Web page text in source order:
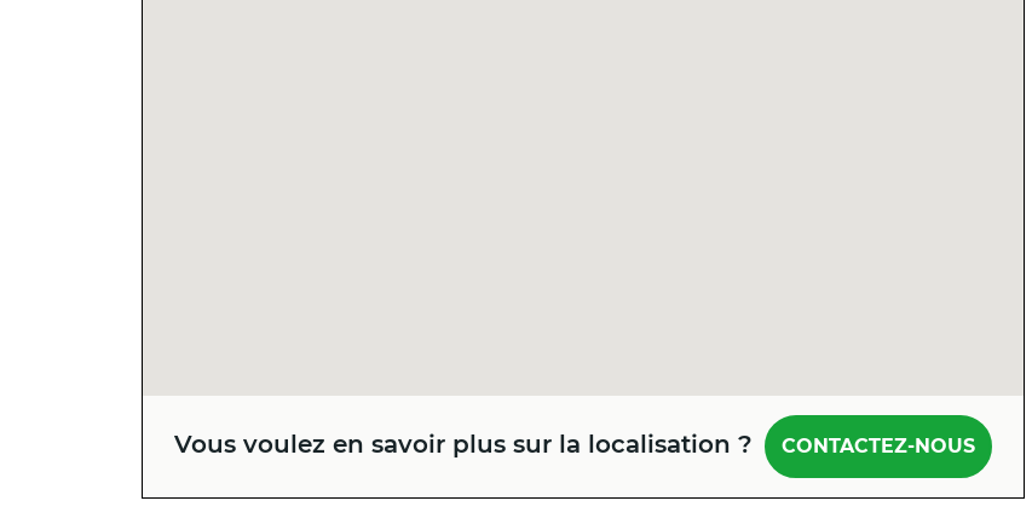
Vous voulez en savoir plus sur la localisation ? CONTACTEZ-NOUS